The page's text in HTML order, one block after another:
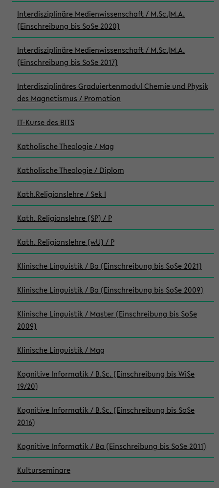
Interdisziplinäre Medienwissenschaft / M.Sc.|M.A.
(Einschreibung bis SoSe 2020)
Interdisziplinäre Medienwissenschaft / M.Sc.|M.A.
(Einschreibung bis SoSe 2017)
Interdisziplinäres Graduiertenmodul Chemie und Physik
des Magnetismus / Promotion
IT-Kurse des BITS
Katholische Theologie / Mag
Katholische Theologie / Diplom
Kath.Religionslehre / Sek I
Kath. Religionslehre (SP) / P
Kath. Religionslehre (wU) / P
Klinische Linguistik / Ba (Einschreibung bis SoSe 2021)
Klinische Linguistik / Ba (Einschreibung bis SoSe 2009)
Klinische Linguistik / Master (Einschreibung bis SoSe
2009)
Klinische Linguistik / Mag
Kognitive Informatik / B.Sc. (Einschreibung bis WiSe
19/20)
Kognitive Informatik / B.Sc. (Einschreibung bis SoSe
2016)
Kognitive Informatik / Ba (Einschreibung bis SoSe 2011)
Kulturseminare